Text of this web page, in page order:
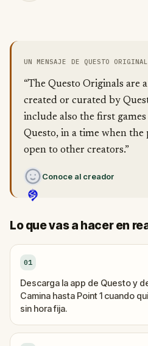
UN MENSAJE DE QUESTO
“The Questo Originals are
created or curated by
include also the first
Questo, in a time when
open to other creators.”
Conoce al creador
Lo que vas a hacer en
01
Descarga la app de Questo y
Camina hasta Point 1 cuando
sin hora fija.